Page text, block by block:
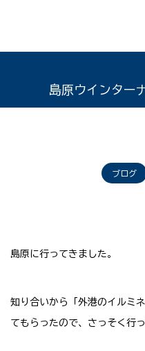
島原ウインター
ブログ
島原に行ってきました。
知り合いから「外港のイルミ
てもらったので、さっそく行